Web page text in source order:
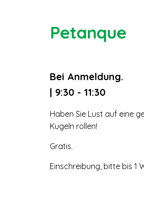
Petanque
Bei Anmeldung.
| 9:30 - 11:30
Haben Sie Lust auf eine
Kugeln rollen!
Gratis.
Einschreibung, bitte bis 1